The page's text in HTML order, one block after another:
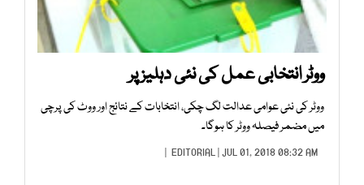
ووٹر انتخابی عمل کی نئی دہلیز پر
ووٹر کی نئی عوامی عدالت لگ چکی، انتخابات کے نتائج اور ووٹ کی پرچی
میں مضمر فیصلہ ووٹر کا ہوگا۔
EDITORIAL| JUL 01, 2018 08:32 AM |